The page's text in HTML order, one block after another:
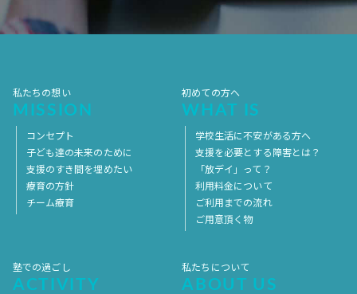
2017年4月
私たちの想い
MISSION
コンセプト
子ども達の未来のために
支援のすき間を埋めたい
療育の方針
チーム療育
初めての方へ
WHAT IS
学校生活に不安がある方へ
支援を必要とする障害とは？
「放デイ」って？
利用料金について
ご利用までの流れ
ご用意頂く物
塾での過ごし
ACTIVITY
私たちについて
ABOUT US